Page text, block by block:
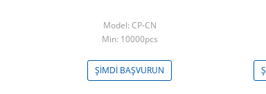
Model: CP-CN
Min: 10000pcs
ŞIMDI BAŞVURUN